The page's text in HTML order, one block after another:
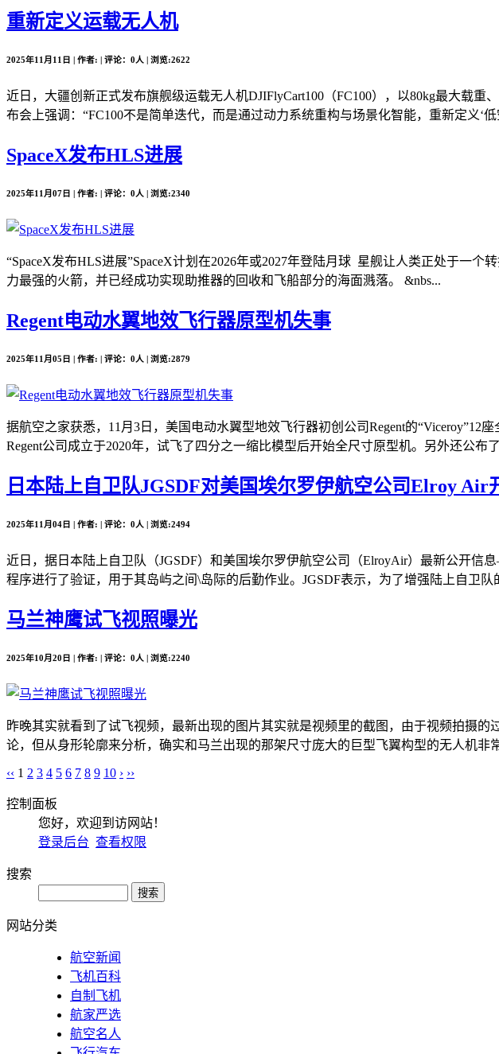
重新定义运载无人机
2025年11月11日 | 作者: | 评论：0人 | 浏览:2622
近日，大疆创新正式发布旗舰级运载无人机DJIFlyCart100（FC100），以80kg最大载
布会上强调：“FC100不是简单迭代，而是通过动力系统重构与场景化智能，重新定义‘
SpaceX发布HLS进展
2025年11月07日 | 作者: | 评论：0人 | 浏览:2340
“SpaceX发布HLS进展”SpaceX计划在2026年或2027年登陆月球 星舰让人类正处于一
力最强的火箭，并已经成功实现助推器的回收和飞船部分的海面溅落。 &nbs...
Regent电动水翼地效飞行器原型机失事
2025年11月05日 | 作者: | 评论：0人 | 浏览:2879
据航空之家获悉，11月3日，美国电动水翼型地效飞行器初创公司Regent的“Viceroy”12
Regent公司成立于2020年，试飞了四分之一缩比模型后开始全尺寸原型机。另外还公布
日本陆上自卫队JGSDF对美国埃尔罗伊航空公司Elroy
2025年11月04日 | 作者: | 评论：0人 | 浏览:2494
近日，据日本陆上自卫队（JGSDF）和美国埃尔罗伊航空公司（ElroyAir）最新公开
程序进行了验证，用于其岛屿之间\岛际的后勤作业。JGSDF表示，为了增强陆上自卫队
马兰神鹰试飞视照曝光
2025年10月20日 | 作者: | 评论：0人 | 浏览:2240
昨晚其实就看到了试飞视频，最新出现的图片其实就是视频里的截图，由于视频拍摄
论，但从身形轮廓来分析，确实和马兰出现的那架尺寸庞大的巨型飞翼构型的无人机
‹‹ 1 2 3 4 5 6 7 8 9 10 › ››
控制面板
您好，欢迎到访网站！
登录后台 查看权限
搜索
网站分类
航空新闻
飞机百科
自制飞机
航家严选
航空名人